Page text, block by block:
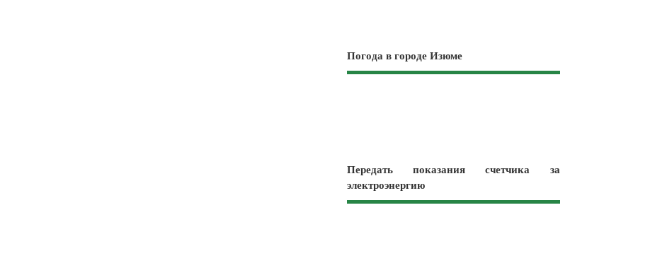
Погода в городе Изюме
Передать показания счетчика за
электроэнергию